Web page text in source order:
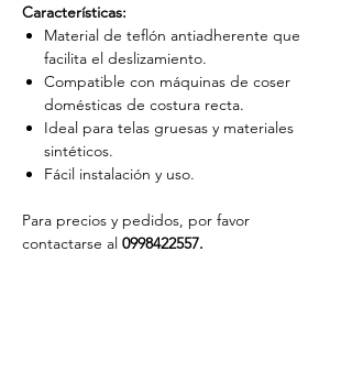
Características:
Material de teflón antiadherente que
facilita el deslizamiento.
Compatible con máquinas de coser
domésticas de costura recta.
Ideal para telas gruesas y materiales
sintéticos.
Fácil instalación y uso.
Para precios y pedidos, por favor
contactarse al 0998422557.